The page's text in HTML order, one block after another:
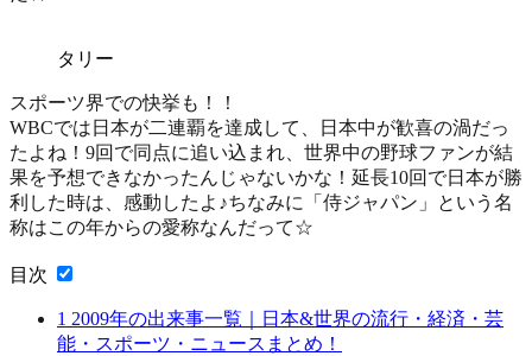
タリー
スポーツ界での快挙も！！
WBCでは日本が二連覇を達成して、日本中が歓喜の渦だっ
たよね！9回で同点に追い込まれ、世界中の野球ファンが結
果を予想できなかったんじゃないかな！延長10回で日本が勝
利した時は、感動したよ♪ちなみに「侍ジャパン」という名
称はこの年からの愛称なんだって☆
目次
1 2009年の出来事一覧｜日本&世界の流行・経済・芸
能・スポーツ・ニュースまとめ！